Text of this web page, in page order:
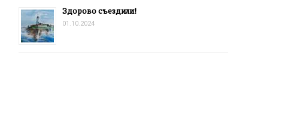
Здорово съездили!
01.10.2024